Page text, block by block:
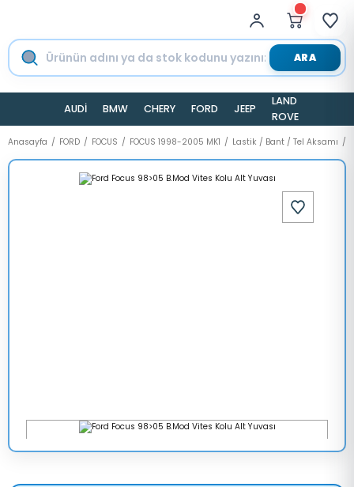
ARA
AUDİ BMW CHERY FORD JEEP
LAND
ROVER
Anasayfa FORD FOCUS FOCUS 1998-2005 MK1 Lastik / Bant / Tel Aksamı